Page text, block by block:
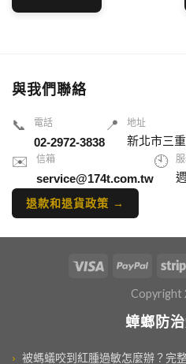
與我們聯絡
📞 電話
02-2972-3838
📍 地址
新北市三
✉️ 信箱
service@174t.com.tw
🕙
退款和退貨政策 →
Copyright
蟑螂防
› 被螞蟻咬到紅腫過敏怎麼辦？完